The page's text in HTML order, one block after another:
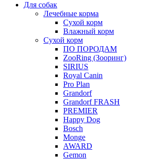
Для собак
Лечебные корма
Сухой корм
Влажный корм
Сухой корм
ПО ПОРОДАМ
ZooRing (Зооринг)
SIRIUS
Royal Canin
Pro Plan
Grandorf
Grandorf FRASH
PREMIER
Happy Dog
Bosch
Monge
AWARD
Gemon